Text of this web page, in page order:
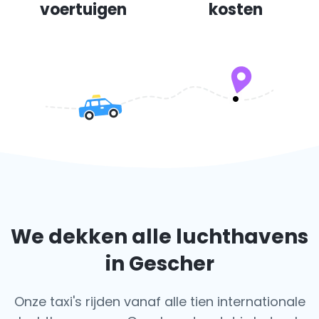
voertuigen
kosten
We dekken alle luchthavens
in Gescher
Onze taxi's rijden vanaf alle tien internationale